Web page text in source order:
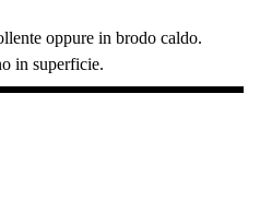
oppure in brodo caldo.
in superficie.